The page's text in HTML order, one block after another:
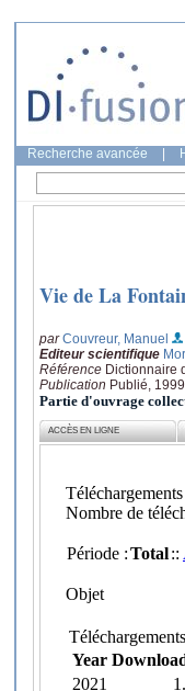
Recherche avancée
Vie de La
parCouvreur, Manuel
Editeur scientifique
Référence Dictionnaire
Publication Publié, 1999
Partie d'ouvrage
ACCÈS EN LIGNE